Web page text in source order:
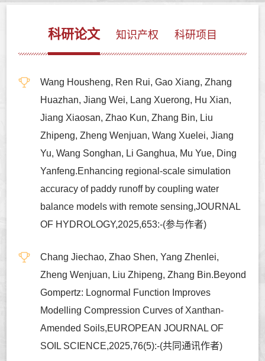
科研论文 知识产权 科研项目
Wang Housheng, Ren Rui, Gao Xiang, Zhang
Huazhan, Jiang Wei, Lang Xuerong, Hu Xian,
Jiang Xiaosan, Zhao Kun, Zhang Bin, Liu
Zhipeng, Zheng Wenjuan, Wang Xuelei, Jiang
Yu, Wang Songhan, Li Ganghua, Mu Yue, Ding
Yanfeng.Enhancing regional-scale simulation
accuracy of paddy runoff by coupling water
balance models with remote sensing,JOURNAL
OF HYDROLOGY,2025,653:-(参与作者)
Chang Jiechao, Zhao Shen, Yang Zhenlei,
Zheng Wenjuan, Liu Zhipeng, Zhang Bin.Beyond
Gompertz: Lognormal Function Improves
Modelling Compression Curves of Xanthan-
Amended Soils,EUROPEAN JOURNAL OF
SOIL SCIENCE,2025,76(5):-(共同通讯作者)